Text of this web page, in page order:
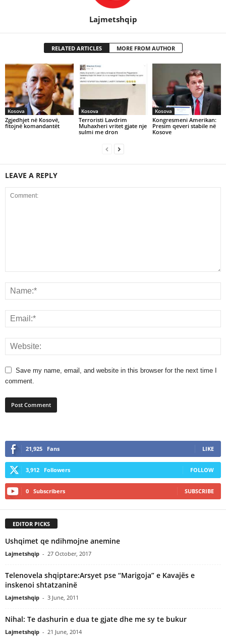
Lajmetshqip
RELATED ARTICLES MORE FROM AUTHOR
Kosova
Zgjedhjet në Kosovë,
fitojnë komandantët
Kosova
Terroristi Lavdrim
Muhaxheri vritet gjate nje
sulmi me dron
Kosova
Kongresmeni Amerikan:
Presim qeveri stabile në
Kosove
LEAVE A REPLY
Save my name, email, and website in this browser for the next time I
comment.
21,925 Fans LIKE
3,912 Followers FOLLOW
0 Subscribers SUBSCRIBE
EDITOR PICKS
Ushqimet qe ndihmojne anemine
Lajmetshqip - 27 October, 2017
Telenovela shqiptare:Arsyet pse “Marigoja” e Kavajës e
inskenoi shtatzaninë
Lajmetshqip - 3 June, 2011
Nihal: Te dashurin e dua te gjate dhe me sy te bukur
Lajmetshqip - 21 June, 2014